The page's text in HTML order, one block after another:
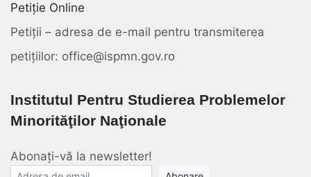
Petiție Online
Petiții – adresa de e-mail pentru transmiterea
petițiilor: office@ispmn.gov.ro
Institutul Pentru Studierea Problemelor
Minorităţilor Naţionale
Abonați-vă la newsletter!
E-mail